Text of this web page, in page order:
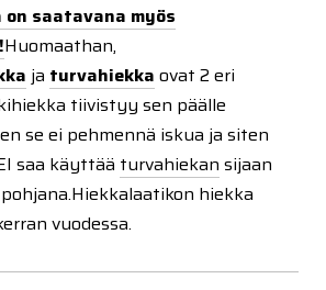
saatavana myös
Huomaathan,
ja turvahiekka ovat 2 eri
tiivistyy sen päälle
se ei pehmennä iskua ja siten
saa käyttää turvahiekan sijaan
Hiekkalaatikon hiekka
vuodessa.